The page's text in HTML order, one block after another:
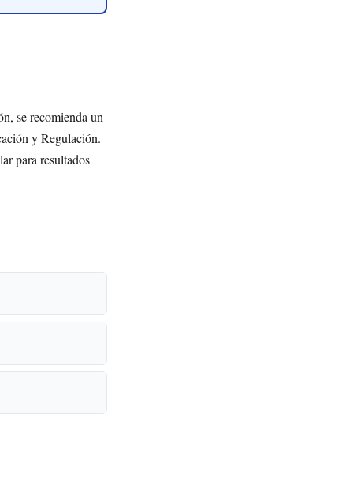
se recomienda un
y Regulación.
para resultados